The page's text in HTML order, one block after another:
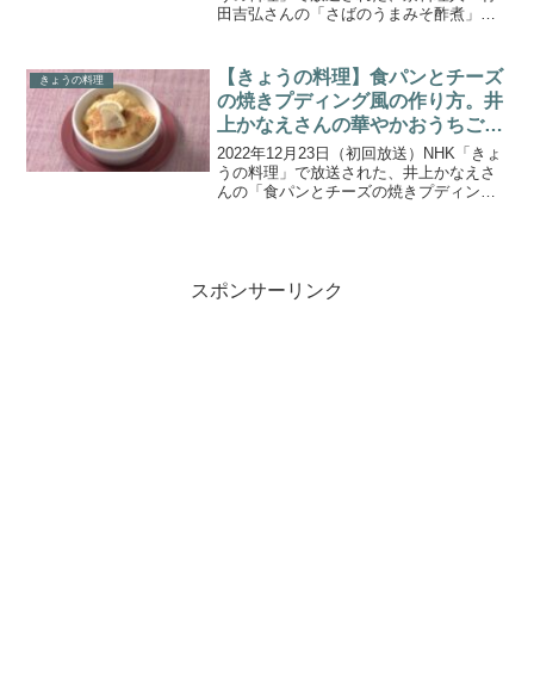
田吉弘さんの「さばのうまみそ酢煮」の
さんが、日本で親しまれてきた調味料の
魅力を再発見！...
きょうの料理
【きょうの料理】食パンとチーズ
の焼きプディング風の作り方。井
上かなえさんの華やかおうちごは
ん。
2022年12月23日（初回放送）NHK「きょ
うの料理」で放送された、井上かなえさ
んの「食パンとチーズの焼きプディング
スポンサーリンク